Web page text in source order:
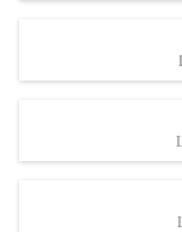
Rebe und der
Anhang VBl.
1 Seite•1,4 MB
VBl. EU Nr.